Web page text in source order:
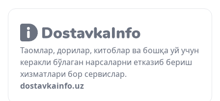
Таомлар, дорилар, китоблар ва бошқа уй учун
керакли бўлаган нарсаларни етказиб бериш
хизматлари бор сервислар.
dostavkainfo.uz